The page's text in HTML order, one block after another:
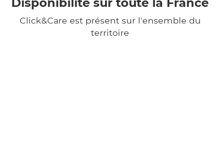
Click&Care est présent sur l'ensemble du
territoire